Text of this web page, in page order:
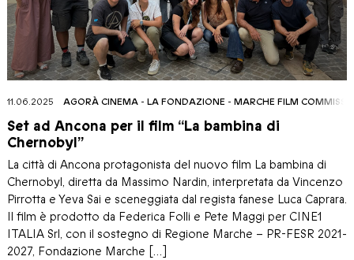
11.06.2025 AGORÀ CINEMA - LA FONDAZIONE - MARCHE FILM
Set ad Ancona per il film “La bambina di
Chernobyl”
La città di Ancona protagonista del nuovo film La bambina di
Chernobyl, diretta da Massimo Nardin, interpretata da Vincenzo
Pirrotta e Yeva Sai e sceneggiata dal regista fanese Luca Caprara.
Il film è prodotto da Federica Folli e Pete Maggi per CINE1
ITALIA Srl, con il sostegno di Regione Marche – PR-FESR 2021-
2027, Fondazione Marche […]